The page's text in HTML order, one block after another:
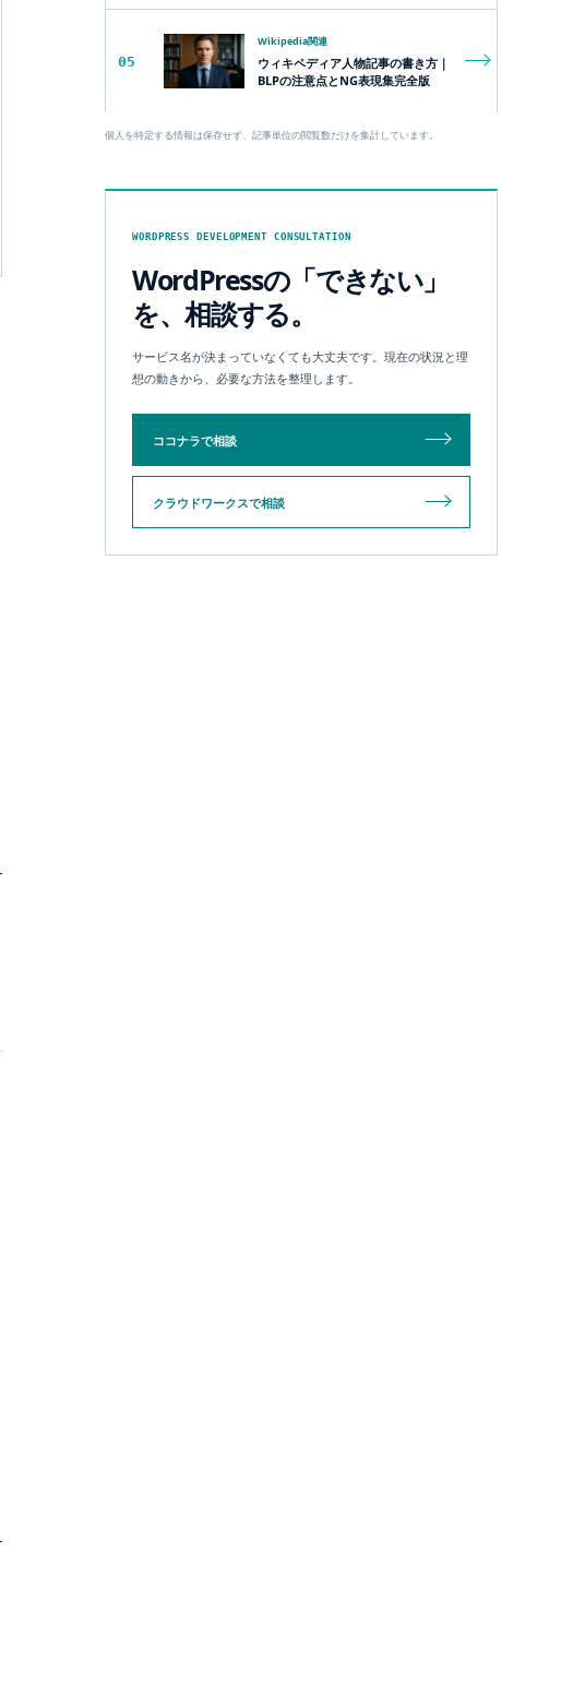
まとめ
05
Wikipedia関連
ウィキペディア人物記事の書き方｜
BLPの注意点とNG表現集完全版
個人を特定する情報は保存せず、記事単位の閲覧数だけを集計しています。
WORDPRESS DEVELOPMENT CONSULTATION
WordPressの「できない」
を、相談する。
サービス名が決まっていなくても大丈夫です。現在の状況と理
想の動きから、必要な方法を整理します。
ココナラで相談
クラウドワークスで相談